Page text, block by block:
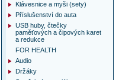
Klávesnice a myši (sety)
Příslušenství do auta
USB huby, čtečky
paměťových a čipových karet
a redukce
FOR HEALTH
Audio
Držáky